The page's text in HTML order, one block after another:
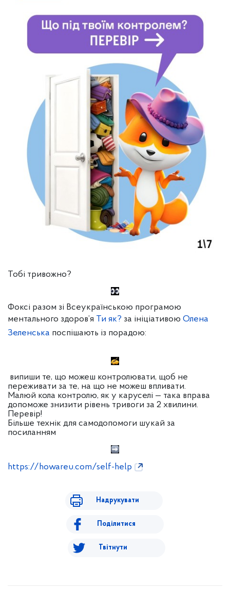
Тобі тривожно?
Фоксі разом зі Всеукраїнською програмою
ментального здоров’я Ти як? за ініціативою Олена
Зеленська поспішають із порадою:
випиши те, що можеш контролювати, щоб не
переживати за те, на що не можеш впливати.
Малюй кола контролю, як у каруселі — така вправа
допоможе знизити рівень тривоги за 2 хвилини.
Перевір!
Більше технік для самодопомоги шукай за
посиланням
https://howareu.com/self-help
Надрукувати
Поділитися
Твітнути